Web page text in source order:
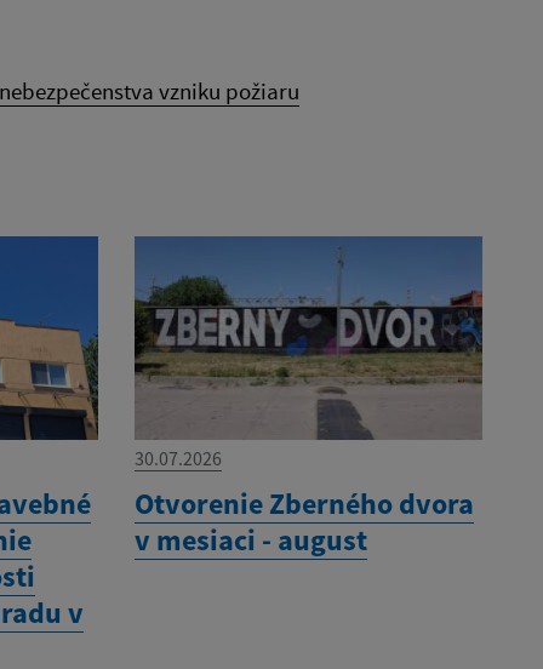
vzniku požiaru
v
30.07.2026
Otvorenie Zberného dvora
v mesiaci - august